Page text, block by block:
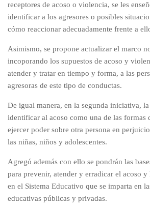
receptores de acoso o violencia, se les
identificar a los agresores o posibles
cómo reaccionar adecuadamente frente a
Asimismo, se propone actualizar el marco
incoporando los supuestos de acoso y
atender y tratar en tiempo y forma, a las
agresoras de este tipo de conductas.
De igual manera, en la segunda iniciativa,
identificar al acoso como una de las formas
ejercer poder sobre otra persona en
las niñas, niños y adolescentes.
Agregó además con ello se pondrán las
para prevenir, atender y erradicar el acoso
en el Sistema Educativo que se imparta en
educativas públicas y privadas.